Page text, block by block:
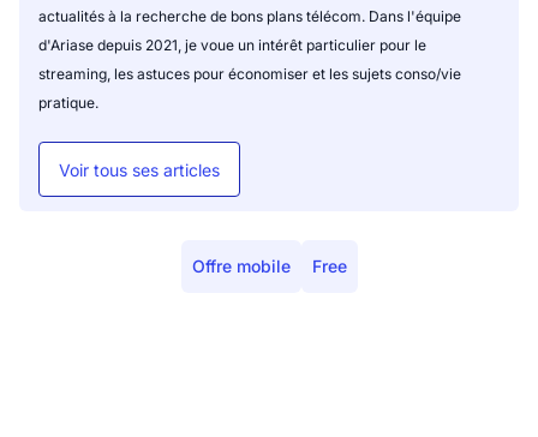
actualités à la recherche de bons plans télécom. Dans l'équipe
d'Ariase depuis 2021, je voue un intérêt particulier pour le
streaming, les astuces pour économiser et les sujets conso/vie
pratique.
Voir tous ses articles
Offre mobile Free